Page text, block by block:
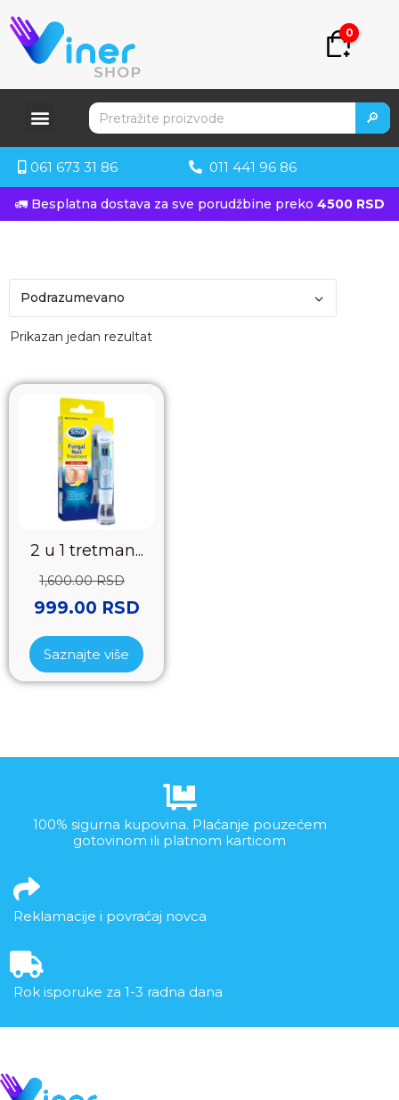
0
🔎
061 673 31 86 011 441 96 86
🚛 Besplatna dostava za sve porudžbine preko 4500 RSD
Prikazan jedan rezultat
2 u 1 tretman...
1,600.00RSD
999.00 RSD
Saznajte više
100% sigurna kupovina. Plaćanje pouzećem
gotovinom ili platnom karticom
Reklamacije i povraćaj novca
Rok isporuke za 1-3 radna dana